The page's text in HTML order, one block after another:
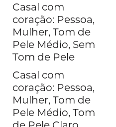
Casal com
coração: Pessoa,
Mulher, Tom de
Pele Médio, Sem
Tom de Pele
Casal com
coração: Pessoa,
Mulher, Tom de
Pele Médio, Tom
de Pele Claro